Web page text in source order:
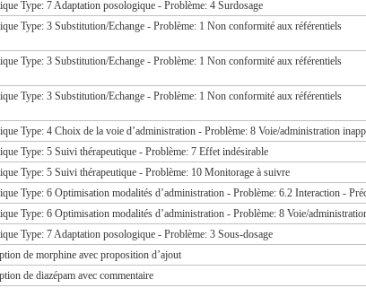
Type: 7 Adaptation posologique - Problème: 4 Surdosage
Type: 3 Substitution/Echange - Problème: 1 Non conformité aux référentiels
Type: 3 Substitution/Echange - Problème: 1 Non conformité aux référentiels
Type: 3 Substitution/Echange - Problème: 1 Non conformité aux référentiels
Type: 4 Choix de la voie d’administration - Problème: 8 Voie/administration
Type: 5 Suivi thérapeutique - Problème: 7 Effet indésirable
Type: 5 Suivi thérapeutique - Problème: 10 Monitorage à suivre
Type: 6 Optimisation modalités d’administration - Problème: 6.2 Interaction -
Type: 6 Optimisation modalités d’administration - Problème: 8 Voie/
Type: 7 Adaptation posologique - Problème: 3 Sous-dosage
de morphine avec proposition d’ajout
de diazépam avec commentaire